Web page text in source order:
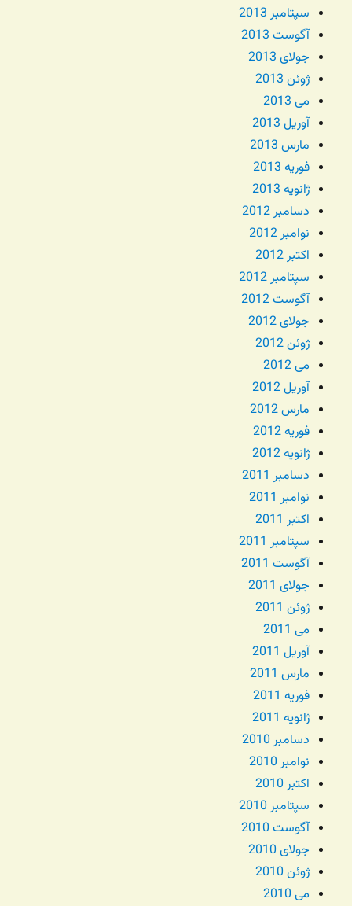
سپتامبر 2013
آگوست 2013
جولای 2013
ژوئن 2013
می 2013
آوریل 2013
مارس 2013
فوریه 2013
ژانویه 2013
دسامبر 2012
نوامبر 2012
اکتبر 2012
سپتامبر 2012
آگوست 2012
جولای 2012
ژوئن 2012
می 2012
آوریل 2012
مارس 2012
فوریه 2012
ژانویه 2012
دسامبر 2011
نوامبر 2011
اکتبر 2011
سپتامبر 2011
آگوست 2011
جولای 2011
ژوئن 2011
می 2011
آوریل 2011
مارس 2011
فوریه 2011
ژانویه 2011
دسامبر 2010
نوامبر 2010
اکتبر 2010
سپتامبر 2010
آگوست 2010
جولای 2010
ژوئن 2010
می 2010